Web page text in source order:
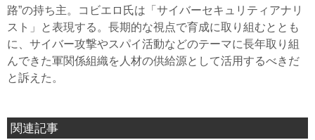
路”の持ち主。コビエロ氏は「サイバーセキュリティアナリ
スト」と表現する。長期的な視点で育成に取り組むととも
に、サイバー攻撃やスパイ活動などのテーマに長年取り組
んできた軍関係組織を人材の供給源として活用するべきだ
と訴えた。
関連記事